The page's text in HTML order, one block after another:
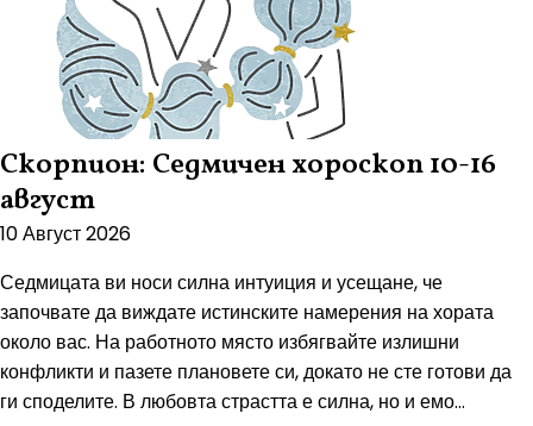
Скорпион: Седмичен хороскоп 10-16
август
10 Август 2026
Седмицата ви носи силна интуиция и усещане, че
започвате да виждате истинските намерения на хората
около вас. На работното място избягвайте излишни
конфликти и пазете плановете си, докато не сте готови да
ги споделите. В любовта страстта е силна, но и емо...